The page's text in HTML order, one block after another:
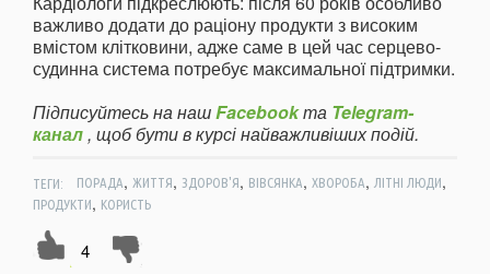
важливо додати до раціону продукти з високим
вмістом клітковини, адже саме в цей час серцево-
судинна система потребує максимальної підтримки.
Підписуйтесь на нашFacebookта Telegram-
канал, щоб бути в курсі найважливіших подій.
ТЕГИ: ПОРАДА, ЖИТТЯ, ЗДОРОВ'Я, ВІВСЯНКА, ХВОРОБА, ЛІТНІ ЛЮДИ,
ПРОДУКТИ, КОРИСТЬ
4